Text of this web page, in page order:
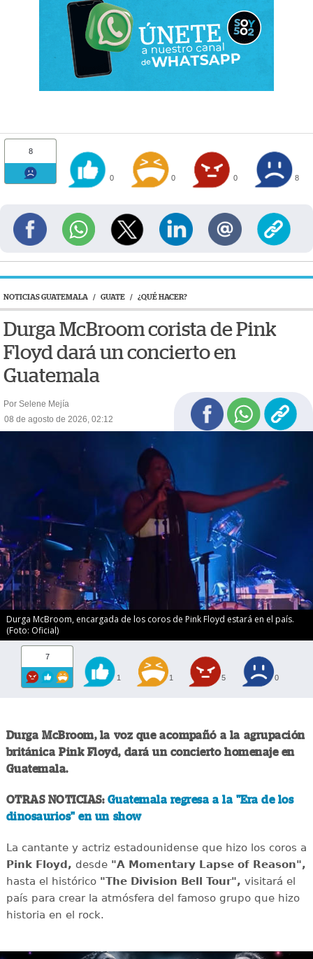
8
0 0 0 8
NOTICIAS GUATEMALA / GUATE / ¿QUÉ HACER?
Durga McBroom corista de Pink
Floyd dará un concierto en
Guatemala
Por Selene Mejía
08 de agosto de 2026, 02:12
Durga McBroom, encargada de los coros de Pink Floyd estará en el país.
(Foto: Oficial)
7
1 1 5 0
Durga McBroom, la voz que acompañó a la agrupación
británica Pink Floyd, dará un concierto homenaje en
Guatemala.
OTRAS NOTICIAS: Guatemala regresa a la "Era de los
dinosaurios" en un show
La cantante y actriz estadounidense que hizo los coros a
Pink Floyd, desde"A Momentary Lapse of Reason",
hasta el histórico"The Division Bell Tour", visitará el
país para crear la atmósfera del famoso grupo que hizo
historia en el rock.